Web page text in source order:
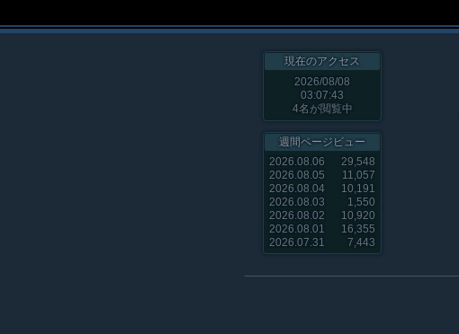
現在のアクセス
2026/08/08
03:07:43
4名が閲覧中
週間ページビュー
2026.08.06
29,548
2026.08.05
11,057
2026.08.04
10,191
2026.08.03
1,550
2026.08.02
10,920
2026.08.01
16,355
2026.07.31
7,443